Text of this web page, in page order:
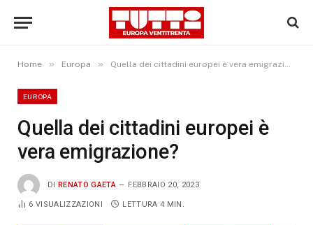
Home » Europa » Quella dei cittadini europei è vera emigrazione?
EUROPA
Quella dei cittadini europei è
vera emigrazione?
DI RENATO GAETA FEBBRAIO 20, 2023
6VISUALIZZAZIONI LETTURA 4 MIN.